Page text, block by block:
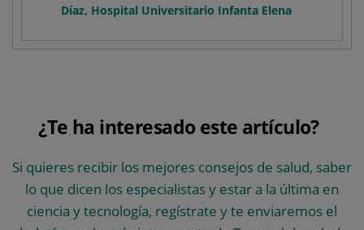
Díaz, Hospital Universitario Infanta Elena
¿Te ha interesado este artículo?
Si quieres recibir los mejores consejos de salud, saber
lo que dicen los especialistas y estar a la última en
ciencia y tecnología, regístrate y te enviaremos el